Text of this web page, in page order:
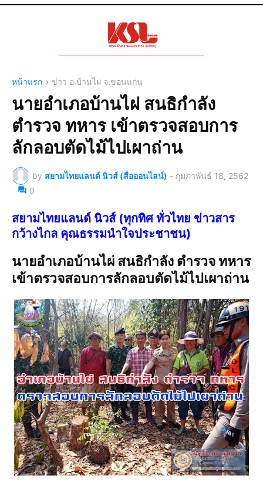
หน้าแรก ข่าว อ.บ้านไผ่ จ.ขอนแก่น
นายอำเภอบ้านไผ่ สนธิกำลัง
ตำรวจ ทหาร เข้าตรวจสอบการ
ลักลอบตัดไม้ไปเผาถ่าน
by สยามไทยแลนด์ นิวส์ (สื่อออนไลน์) - กุมภาพันธ์ 18, 2562
0
สยามไทยแลนด์ นิวส์ (ทุกทิศ ทั่วไทย ข่าวสาร
กว้างไกล คุณธรรมนำใจประชาชน)
นายอำเภอบ้านไผ่ สนธิกำลัง ตำรวจ ทหาร
เข้าตรวจสอบการลักลอบตัดไม้ไปเผาถ่าน